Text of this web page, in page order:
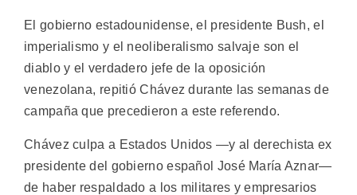
El gobierno estadounidense, el presidente Bush, el
imperialismo y el neoliberalismo salvaje son el
diablo y el verdadero jefe de la oposición
venezolana, repitió Chávez durante las semanas de
campaña que precedieron a este referendo.
Chávez culpa a Estados Unidos —y al derechista ex
presidente del gobierno español José María Aznar—
de haber respaldado a los militares y empresarios